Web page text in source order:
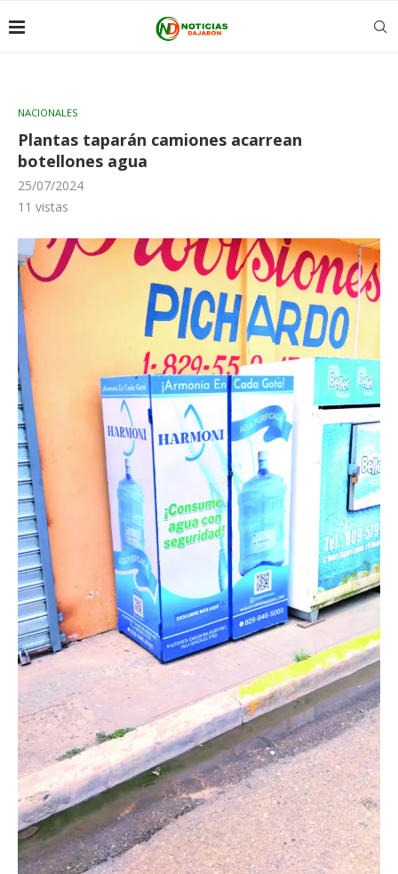
NACIONALES
Plantas taparán camiones acarrean
botellones agua
25/07/2024
11 vistas